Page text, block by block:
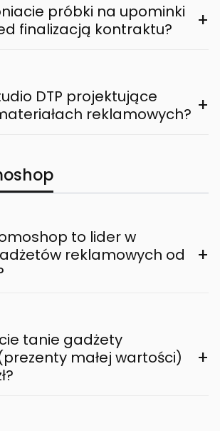
próbki na upominki
finalizacją kontraktu?
+
DTP projektujące
reklamowych? +
to lider w
reklamowych od
+
tanie gadżety
małej wartości)
+